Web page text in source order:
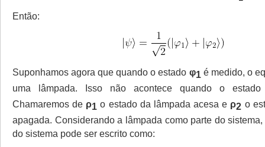
Então:
Suponhamos agora que quando o estado φ1 é medido, o
uma lâmpada. Isso não acontece quando o
Chamaremos de ρ1 o estado da lâmpada acesa e ρ2 o
apagada. Considerando a lâmpada como parte do
do sistema pode ser escrito como: